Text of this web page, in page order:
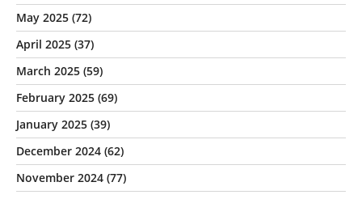
May 2025 (72)
April 2025 (37)
March 2025 (59)
February 2025 (69)
January 2025 (39)
December 2024 (62)
November 2024 (77)